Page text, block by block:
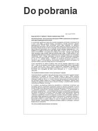
Do pobrania